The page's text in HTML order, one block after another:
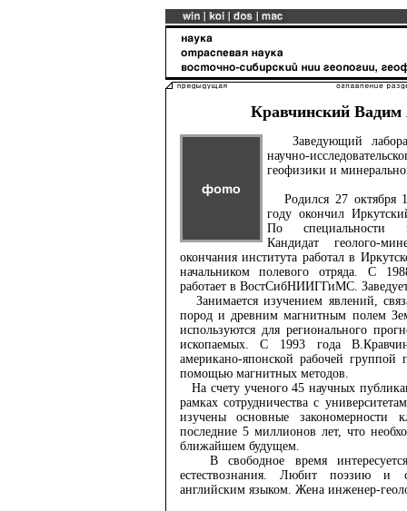
Кравчинский Вадим
Заведующий
научно-
геофизики и
Родился 27 октября
году окончил
По специальности
Кандидат геолого-
окончания института работал в
начальником полевого отряда. С
работает в ВостСибНИИГГиМС.
Занимается изучением явлений,
пород и древним магнитным полем
используются для регионального
ископаемых. С 1993 года
американо-японской рабочей
помощью магнитных методов.
На счету ученого 45 научных
рамках сотрудничества с
изучены основные закономерности
последние 5 миллионов лет, что
ближайшем будущем.
В свободное время
естествознания. Любит поэзию и
английским языком. Жена инженер-